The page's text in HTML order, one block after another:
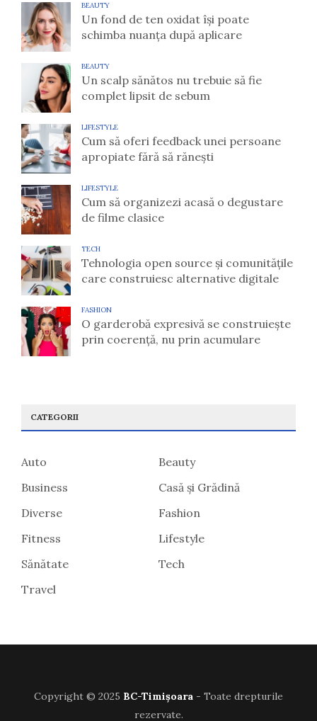
BEAUTY
Un fond de ten oxidat își poate
schimba nuanța după aplicare
BEAUTY
Un scalp sănătos nu trebuie să fie
complet lipsit de sebum
LIFESTYLE
Cum să oferi feedback unei persoane
apropiate fără să rănești
LIFESTYLE
Cum să organizezi acasă o degustare
de filme clasice
TECH
Tehnologia open source și comunitățile
care construiesc alternative digitale
FASHION
O garderobă expresivă se construiește
prin coerență, nu prin acumulare
CATEGORII
Auto
Beauty
Business
Casă și Grădină
Diverse
Fashion
Fitness
Lifestyle
Sănătate
Tech
Travel
Copyright © 2025 BC-Timișoara - Toate drepturile
rezervate.